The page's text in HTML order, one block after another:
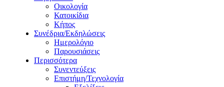
Οικολογία
Κατοικίδια
Κήπος
Συνέδρια/Εκδηλώσεις
Ημερολόγιο
Παρουσιάσεις
Περισσότερα
Συνεντεύξεις
Επιστήμη/Τεχνολογία